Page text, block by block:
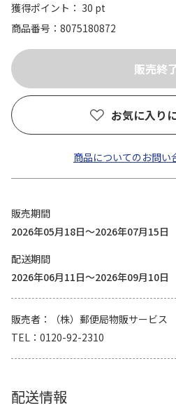
獲得ポイント： 30 pt
商品番号
8075180872
お気に入り
商品についてのお問い
販売期間
2026年05月18日～2026年07月15日
配送期間
2026年06月11日～2026年09月10日
販売者
（株）郵便局物販サービス
TEL
0120-92-2310
配送情報